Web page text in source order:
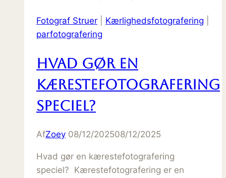
Fotograf Struer Kærlighedsfotografering
parfotografering
Hvad gør en
kærestefotografering
speciel?
AfZoey 08/12/202508/12/2025
Hvad gør en kærestefotografering
speciel? Kærestefotografering er en